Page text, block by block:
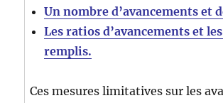
Un nombre d’avancements et
Les ratios d’avancements et
remplis.
Ces mesures limitatives sur les